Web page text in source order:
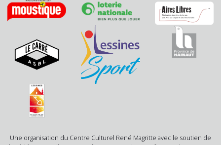
Une organisation du Centre Culturel René Magritte avec le soutien de